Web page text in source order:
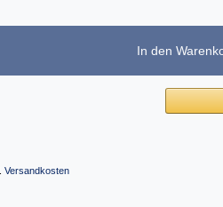
In den
Versandkosten